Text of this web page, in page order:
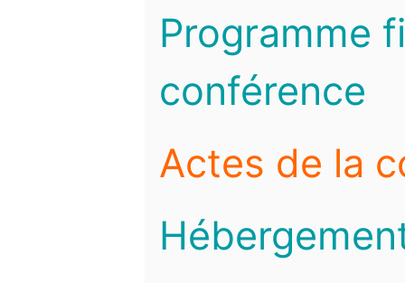
Programme
conférence
Actes de la